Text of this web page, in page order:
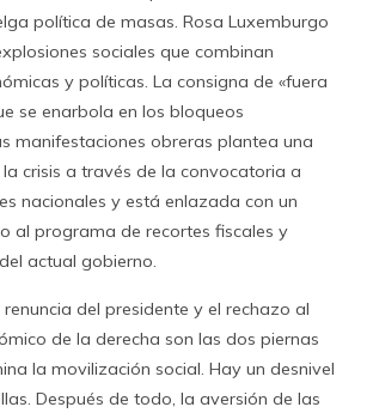
política de masas. Rosa Luxemburgo
sociales que combinan
y políticas. La consigna de «fuera
se enarbola en los bloqueos
manifestaciones obreras plantea una
crisis a través de la convocatoria a
nacionales y está enlazada con un
al programa de recortes fiscales y
actual gobierno.
del presidente y el rechazo al
de la derecha son las dos piernas
la movilización social. Hay un desnivel
Después de todo, la aversión de las